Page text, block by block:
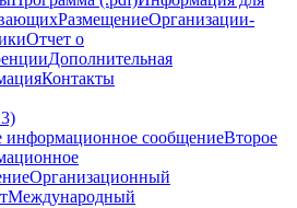
РазмещениеОрганизации-
Отчет о
Дополнительная
Контакты
информационное сообщениеВторое
Организационный
Международный